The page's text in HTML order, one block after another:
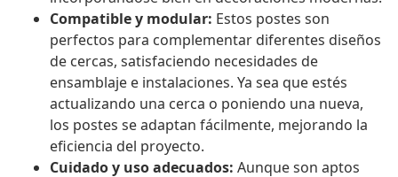
Compatible y modular: Estos postes son
perfectos para complementar diferentes diseños
de cercas, satisfaciendo necesidades de
ensamblaje e instalaciones. Ya sea que estés
actualizando una cerca o poniendo una nueva,
los postes se adaptan fácilmente, mejorando la
eficiencia del proyecto.
Cuidado y uso adecuados: Aunque son aptos